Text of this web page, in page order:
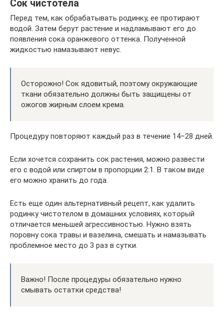
Сок чистотела
Перед тем, как обрабатывать родинку, ее протирают
водой. Затем берут растение и надламывают его до
появления сока оранжевого оттенка. Полученной
жидкостью намазывают невус.
Осторожно! Сок ядовитый, поэтому окружающие
ткани обязательно должны быть защищены от
ожогов жирным слоем крема.
Процедуру повторяют каждый раз в течение 14–28 дней.
Если хочется сохранить сок растения, можно развести
его с водой или спиртом в пропорции 2:1. В таком виде
его можно хранить до года.
Есть еще один альтернативный рецепт, как удалить
родинку чистотелом в домашних условиях, который
отличается меньшей агрессивностью. Нужно взять
поровну сока травы и вазелина, смешать и намазывать
проблемное место до 3 раз в сутки.
Важно! После процедуры обязательно нужно
смывать остатки средства!